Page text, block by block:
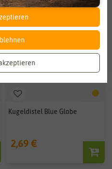
Kugeldistel Blue Globe
2,69 €